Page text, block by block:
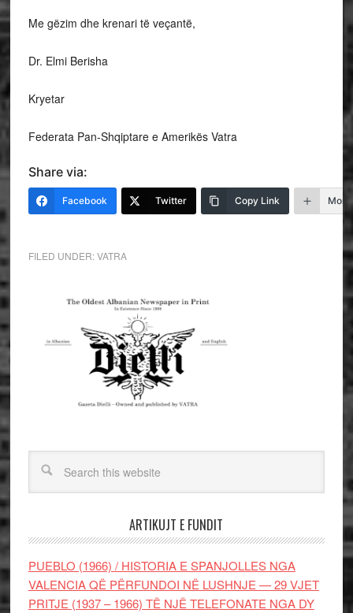
Me gëzim dhe krenari të veçantë,
Dr. Elmi Berisha
Kryetar
Federata Pan-Shqiptare e Amerikës Vatra
Share via:
Facebook Twitter Copy Link More
FILED UNDER:VATRA
ARTIKUJT E FUNDIT
PUEBLO (1966) / HISTORIA E SPANJOLLES NGA
VALENCIA QË PËRFUNDOI NË LUSHNJE — 29 VJET
PRITJE (1937 – 1966) TË NJË TELEFONATE NGA DY